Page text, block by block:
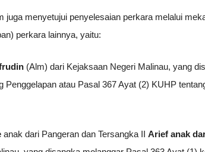
juga menyetujui penyelesaian perkara melalui
perkara lainnya, yaitu:
(Alm) dari Kejaksaan Negeri Malinau, yang
Penggelapan atau Pasal 367 Ayat (2) KUHP
anak dari Pangeran dan Tersangka II Arief anak